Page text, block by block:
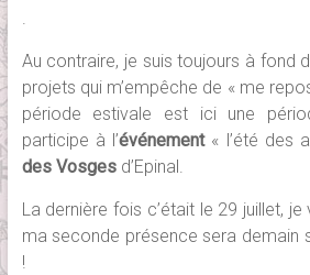
.
Au contraire, je suis toujours à fond
projets qui m’empêche de « me
période estivale est ici une
participe à l’événement« l’été des
des Vosgesd’Epinal.
La dernière fois c’était le 29 juillet,
ma seconde présence sera demain
!